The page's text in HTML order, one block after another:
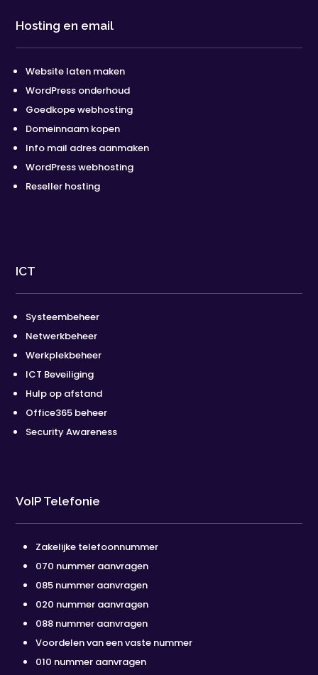
Hosting en email
Website laten maken
WordPress onderhoud
Goedkope webhosting
Domeinnaam kopen
Info mail adres aanmaken
WordPress webhosting
Reseller hosting
ICT
Systeembeheer
Netwerkbeheer
Werkplekbeheer
ICT Beveiliging
Hulp op afstand
Office365 beheer
Security Awareness
VoIP Telefonie
Zakelijke telefoonnummer
070 nummer aanvragen
085 nummer aanvragen
020 nummer aanvragen
088 nummer aanvragen
Voordelen van een vaste nummer
010 nummer aanvragen